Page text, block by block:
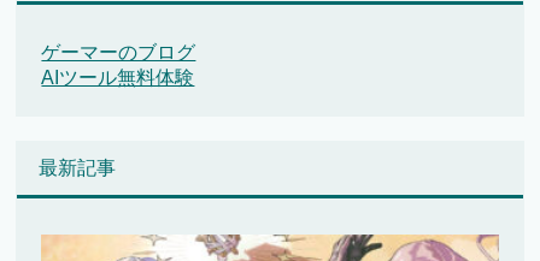
ゲーマーのブログ
AIツール無料体験
最新記事